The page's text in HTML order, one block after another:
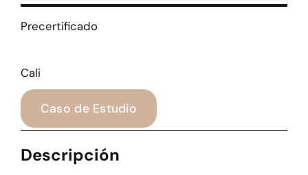
Precertificado
Cali
Caso de Estudio
Descripción